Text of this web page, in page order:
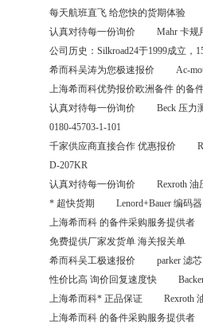
每天航班直飞 给您快的货期体验
认真对待每一份询价 Mahr 卡规用
公司历史：Silkroad24于1999成立
希而科吴涛为您极速报价 Ac-
上海希而科优势报价欧洲备件 的
认真对待每一份询价 Beck 压力测
0180-45703-1-101
千家供应商直接合作 优惠报价
D-207KR
认真对待每一份询价 Rexroth 油压
* 超快货期 Lenord+Bauer 编码器
上海希而科 的备件采购服务提供
免费提供厂家发货单 海关报关单
希而科吴工极速报价 parker 滤芯
性价比高 询价回复速度快 Backer
上海希而科* 正品保证 Rexroth 油
上海希而科 的备件采购服务提供